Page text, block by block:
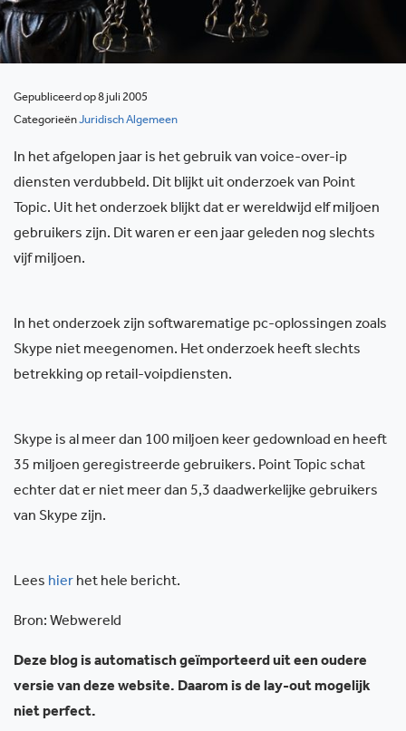
Gepubliceerd op 8 juli 2005
CategorieënJuridisch Algemeen
In het afgelopen jaar is het gebruik van voice-over-ip
diensten verdubbeld. Dit blijkt uit onderzoek van Point
Topic. Uit het onderzoek blijkt dat er wereldwijd elf miljoen
gebruikers zijn. Dit waren er een jaar geleden nog slechts
vijf miljoen.
In het onderzoek zijn softwarematige pc-oplossingen zoals
Skype niet meegenomen. Het onderzoek heeft slechts
betrekking op retail-voipdiensten.
Skype is al meer dan 100 miljoen keer gedownload en heeft
35 miljoen geregistreerde gebruikers. Point Topic schat
echter dat er niet meer dan 5,3 daadwerkelijke gebruikers
van Skype zijn.
Lees hier het hele bericht.
Bron: Webwereld
Deze blog is automatisch geïmporteerd uit een oudere
versie van deze website. Daarom is de lay-out mogelijk
niet perfect.